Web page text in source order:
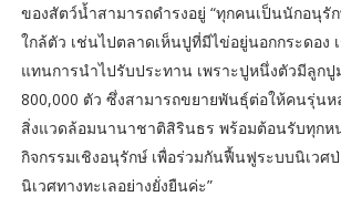
ของสัตว์น้ำสามารถดำรงอยู่ “ทุกคนเป็นนักอนุรั
ใกล้ตัว เช่นไปตลาดเห็นปูที่มีไข่อยู่นอกกระดอง
แทนการนำไปรับประทาน เพราะปูหนึ่งตัวมีลูกปู
800,000 ตัว ซึ่งสามารถขยายพันธุ์ต่อให้คนรุ่น
สิ่งแวดล้อมนานาชาติสิรินธร พร้อมต้อนรับทุกห
กิจกรรมเชิงอนุรักษ์ เพื่อร่วมกันฟื้นฟูระบบนิเวศ
นิเวศทางทะเลอย่างยั่งยืนค่ะ”